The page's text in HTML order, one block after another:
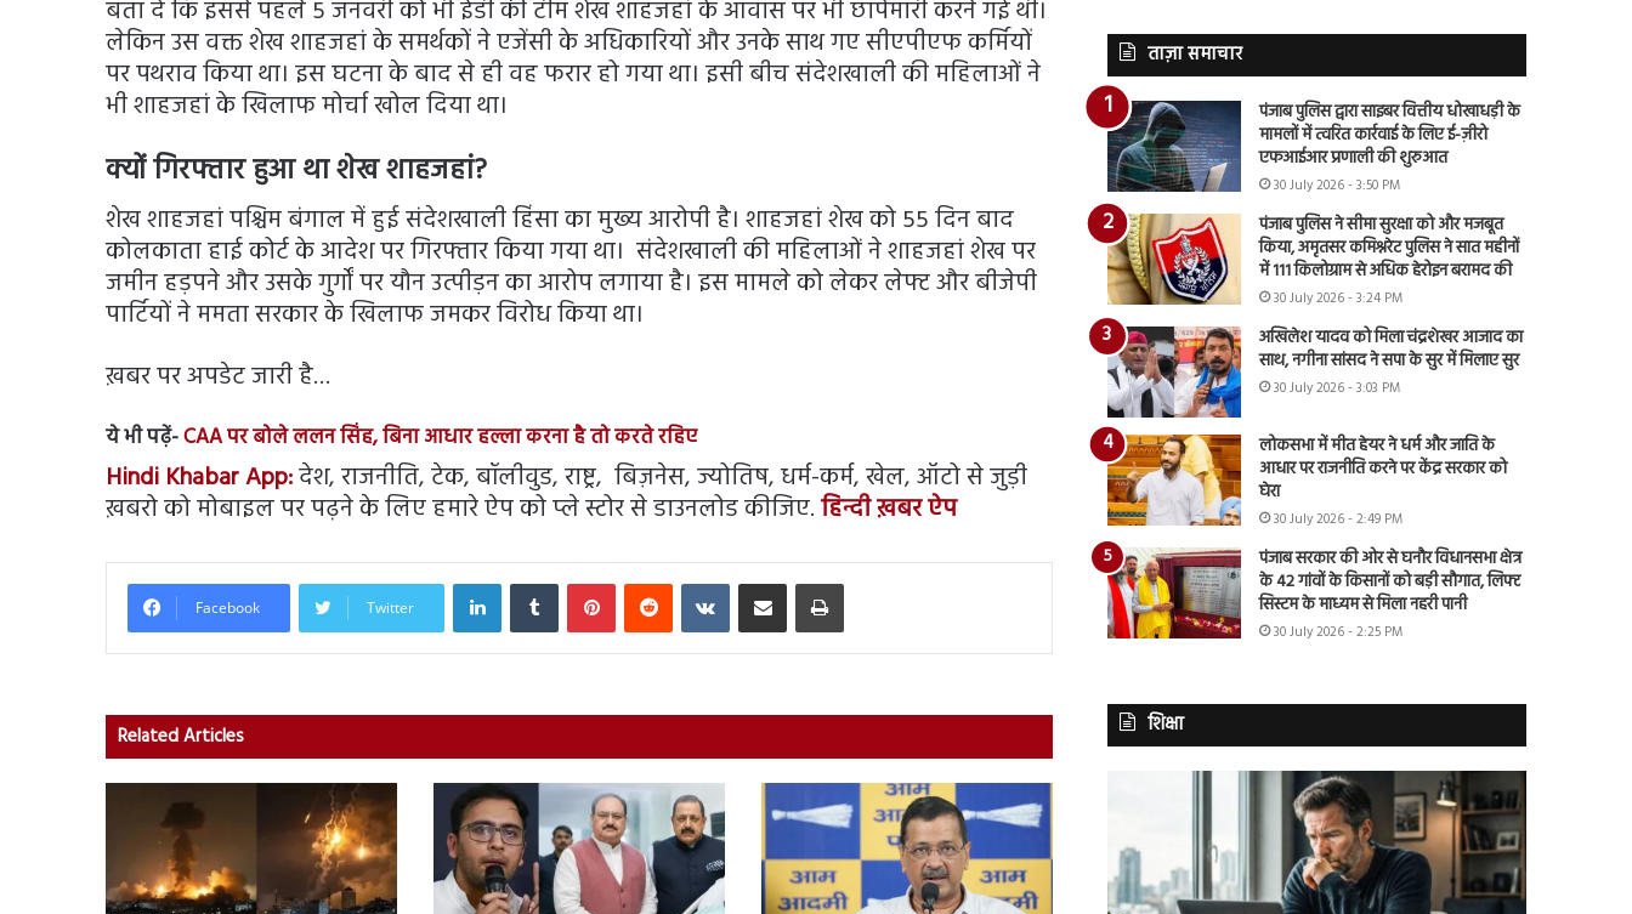
बता दें कि इससे पहले 5 जनवरी को भी ईडी की टीम शेख शाहजहां के आवास पर भी छापेमारी करने गई थी।
लेकिन उस वक्त शेख शाहजहां के समर्थकों ने एजेंसी के अधिकारियों और उनके साथ गए सीएपीएफ कर्मियों
पर पथराव किया था। इस घटना के बाद से ही वह फरार हो गया था। इसी बीच संदेशखाली की महिलाओं ने
भी शाहजहां के खिलाफ मोर्चा खोल दिया था।
क्यों गिरफ्तार हुआ था शेख शाहजहां?
शेख शाहजहां पश्चिम बंगाल में हुई संदेशखाली हिंसा का मुख्य आरोपी है। शाहजहां शेख को 55 दिन बाद
कोलकाता हाई कोर्ट के आदेश पर गिरफ्तार किया गया था। संदेशखाली की महिलाओं ने शाहजहां शेख पर
जमीन हड़पने और उसके गुर्गों पर यौन उत्पीड़न का आरोप लगाया है। इस मामले को लेकर लेफ्ट और बीजेपी
पार्टियों ने ममता सरकार के खिलाफ जमकर विरोध किया था।
ख़बर पर अपडेट जारी है…
ये भी पढ़ें-CAA पर बोले ललन सिंह, बिना आधार हल्ला करना है तो करते रहिए
Hindi Khabar App:देश, राजनीति, टेक, बॉलीवुड, राष्ट्र, बिज़नेस, ज्योतिष, धर्म-कर्म, खेल, ऑटो से जुड़ी
ख़बरो को मोबाइल पर पढ़ने के लिए हमारे ऐप को प्ले स्टोर से डाउनलोड कीजिए.हिन्दी ख़बर ऐप
Facebook Twitter
LinkedInTumblr PinterestReddit VKontakteShare via Email Print
Related Articles
ताज़ा समाचार
पंजाब पुलिस द्वारा साइबर वित्तीय धोखाधड़ी के
मामलों में त्वरित कार्रवाई के लिए ई-ज़ीरो
एफआईआर प्रणाली की शुरुआत
30 July 2026 - 3:50 PM
पंजाब पुलिस ने सीमा सुरक्षा को और मजबूत
किया, अमृतसर कमिश्नरेट पुलिस ने सात महीनों
में 111 किलोग्राम से अधिक हेरोइन बरामद की
30 July 2026 - 3:24 PM
अखिलेश यादव को मिला चंद्रशेखर आजाद का
साथ, नगीना सांसद ने सपा के सुर में मिलाए सुर
30 July 2026 - 3:03 PM
लोकसभा में मीत हेयर ने धर्म और जाति के
आधार पर राजनीति करने पर केंद्र सरकार को
घेरा
30 July 2026 - 2:49 PM
पंजाब सरकार की ओर से घनौर विधानसभा क्षेत्र
के 42 गांवों के किसानों को बड़ी सौगात, लिफ्ट
सिस्टम के माध्यम से मिला नहरी पानी
30 July 2026 - 2:25 PM
शिक्षा